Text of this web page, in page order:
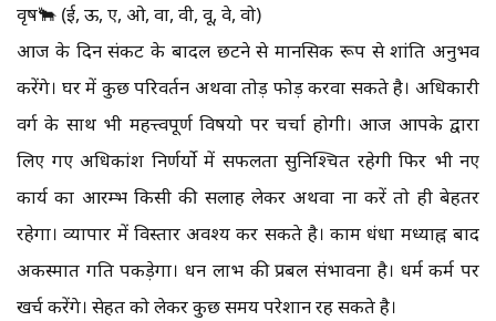
वृष🐂 (ई, ऊ, ए, ओ, वा, वी, वू, वे, वो)
आज के दिन संकट के बादल छटने से मानसिक रूप से शांति अनुभव
करेंगे। घर में कुछ परिवर्तन अथवा तोड़ फोड़ करवा सकते है। अधिकारी
वर्ग के साथ भी महत्त्वपूर्ण विषयो पर चर्चा होगी। आज आपके द्वारा
लिए गए अधिकांश निर्णर्यो में सफलता सुनिश्चित रहेगी फिर भी नए
कार्य का आरम्भ किसी की सलाह लेकर अथवा ना करें तो ही बेहतर
रहेगा। व्यापार में विस्तार अवश्य कर सकते है। काम धंधा मध्याह्न बाद
अकस्मात गति पकड़ेगा। धन लाभ की प्रबल संभावना है। धर्म कर्म पर
खर्च करेंगे। सेहत को लेकर कुछ समय परेशान रह सकते है।